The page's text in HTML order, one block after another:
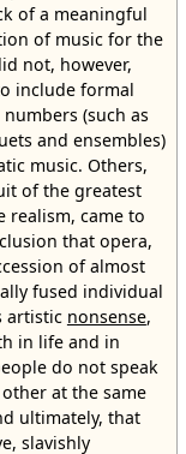
of a meaningful
of music for the
not, however,
include formal
(such as
and ensembles)
music. Others,
of the greatest
realism, came to
that opera,
of almost
fused individual
artistic nonsense,
in life and in
do not speak
at the same
ultimately, that
slavishly